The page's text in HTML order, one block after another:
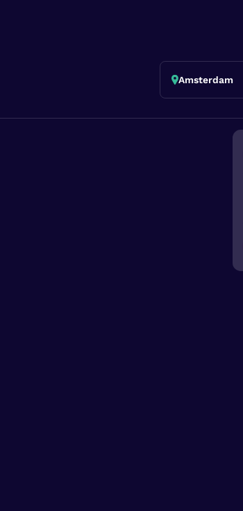
Amsterdam